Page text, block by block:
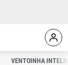
VENTOINHA